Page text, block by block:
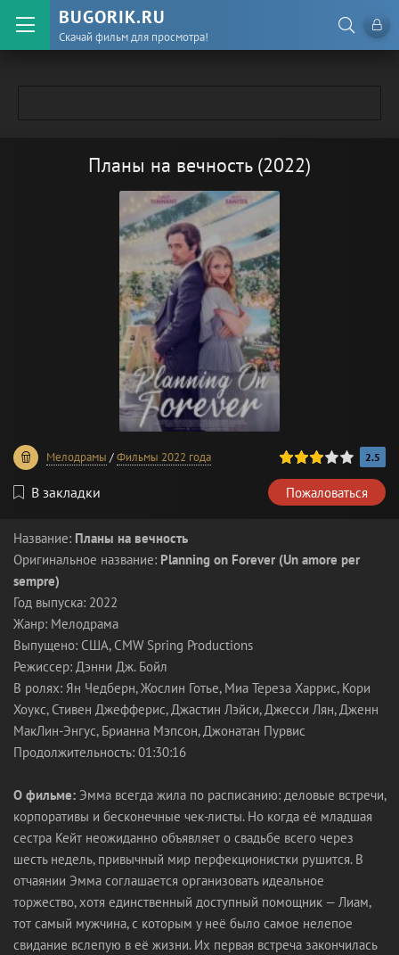
BUGORIK.RU
Скачай фильм для просмотра!
Планы на вечность (2022)
Мелодрамы /Фильмы 2022 года
60 1 2 2.5
В закладки Пожаловаться
Название: Планы на вечность
Оригинальное название: Planning on Forever (Un amore per
sempre)
Год выпуска: 2022
Жанр: Мелодрама
Выпущено: США, CMW Spring Productions
Режиссер: Дэнни Дж. Бойл
В ролях: Ян Чедберн, Жослин Готье, Миа Тереза Харрис, Кори
Хоукс, Стивен Джефферис, Джастин Лэйси, Джесси Лян, Дженн
МакЛин-Энгус, Брианна Мэпсон, Джонатан Пурвис
Продолжительность: 01:30:16
О фильме: Эмма всегда жила по расписанию: деловые встречи,
корпоративы и бесконечные чек-листы. Но когда её младшая
сестра Кейт неожиданно объявляет о свадьбе всего через
шесть недель, привычный мир перфекционистки рушится. В
отчаянии Эмма соглашается организовать идеальное
торжество, хотя единственный доступный помощник — Лиам,
тот самый мужчина, с которым у неё было самое нелепое
свидание вслепую в её жизни. Их первая встреча закончилась